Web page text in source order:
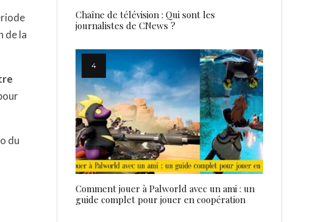
de la
du
Chaîne de télévision : Qui sont les
journalistes de CNews ?
Comment jouer à Palworld avec un ami : un
guide complet pour jouer en coopération